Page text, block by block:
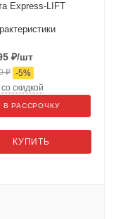
Express-LIFT
₽/шт
₽ -5%
КУПИТЬ
скидкой
В РАССРОЧКУ